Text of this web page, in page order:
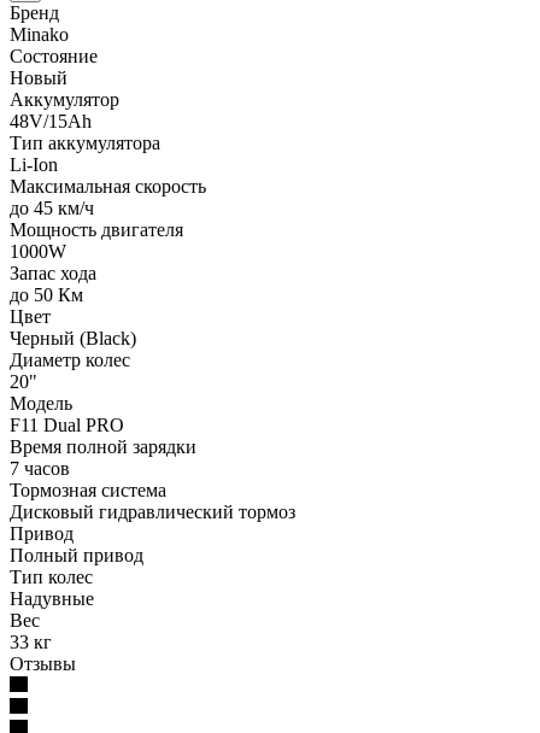
Бренд
Minako
Состояние
Новый
Аккумулятор
48V/15Ah
Тип аккумулятора
Li-Ion
Максимальная скорость
до 45 км/ч
Мощность двигателя
1000W
Запас хода
до 50 Км
Цвет
Черный (Black)
Диаметр колес
20"
Модель
F11 Dual PRO
Время полной зарядки
7 часов
Тормозная система
Дисковый гидравлический тормоз
Привод
Полный привод
Тип колес
Надувные
Вес
33 кг
Отзывы